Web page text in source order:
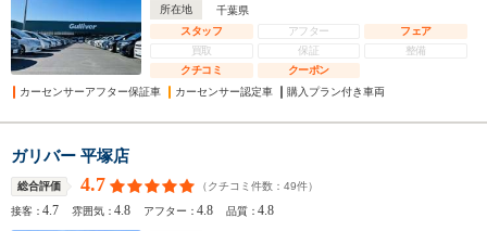
所在地
千葉県
スタッフ
アフター
フェア
買取
保証
整備
クチコミ
クーポン
カーセンサーアフター保証車
カーセンサー認定車 購入プラン付き車両
ガリバー 平塚店
総合評価 4.7 （クチコミ件数： 49件）
接客：4.7 雰囲気：4.8 アフター：4.8 品質：4.8